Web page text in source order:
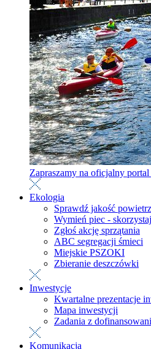
Zapraszamy na oficjalny
Ekologia
Sprawdź jakość
Wymień piec -
Zgłoś akcję sprzątania
ABC segregacji śmieci
Miejskie PSZOKI
Zbieranie deszczówki
Inwestycje
Kwartalne prezentacje
Mapa inwestycji
Zadania z
Komunikacja